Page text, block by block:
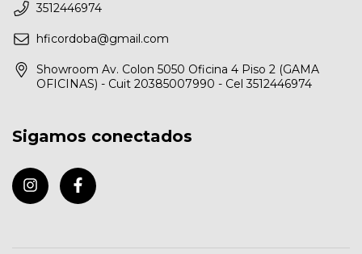
3512446974
hficordoba@gmail.com
Showroom Av. Colon 5050 Oficina 4 Piso 2 (GAMA
OFICINAS) - Cuit 20385007990 - Cel 3512446974
Sigamos conectados